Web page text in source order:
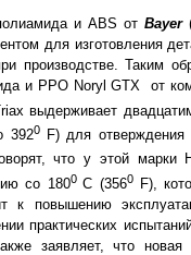
и ABS от Bayer
для изготовления
производстве. Таким
и РРО Noryl GTX от
выдерживает
3920F) для отверждения
что у этой марки
со 1800 C (3560F),
к повышению
практических
заявляет, что